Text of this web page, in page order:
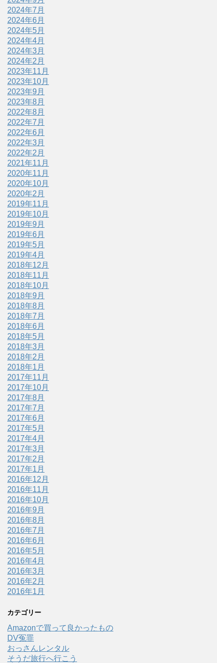
2024年7月
2024年6月
2024年5月
2024年4月
2024年3月
2024年2月
2023年11月
2023年10月
2023年9月
2023年8月
2022年8月
2022年7月
2022年6月
2022年3月
2022年2月
2021年11月
2020年11月
2020年10月
2020年2月
2019年11月
2019年10月
2019年9月
2019年6月
2019年5月
2019年4月
2018年12月
2018年11月
2018年10月
2018年9月
2018年8月
2018年7月
2018年6月
2018年5月
2018年3月
2018年2月
2018年1月
2017年11月
2017年10月
2017年8月
2017年7月
2017年6月
2017年5月
2017年4月
2017年3月
2017年2月
2017年1月
2016年12月
2016年11月
2016年10月
2016年9月
2016年8月
2016年7月
2016年6月
2016年5月
2016年4月
2016年3月
2016年2月
2016年1月
カテゴリー
Amazonで買って良かったもの
DV冤罪
おっさんレンタル
そうだ旅行へ行こう